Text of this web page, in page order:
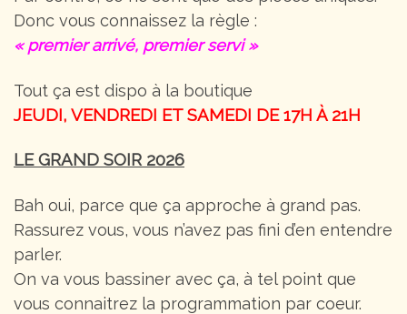
Donc vous connaissez la règle :
« premier arrivé, premier servi »
Tout ça est dispo à la boutique
JEUDI, VENDREDI ET SAMEDI DE 17H À 21H
LE GRAND SOIR 2026
Bah oui, parce que ça approche à grand pas.
Rassurez vous, vous n’avez pas fini d’en entendre
parler.
On va vous bassiner avec ça, à tel point que
vous connaitrez la programmation par coeur.